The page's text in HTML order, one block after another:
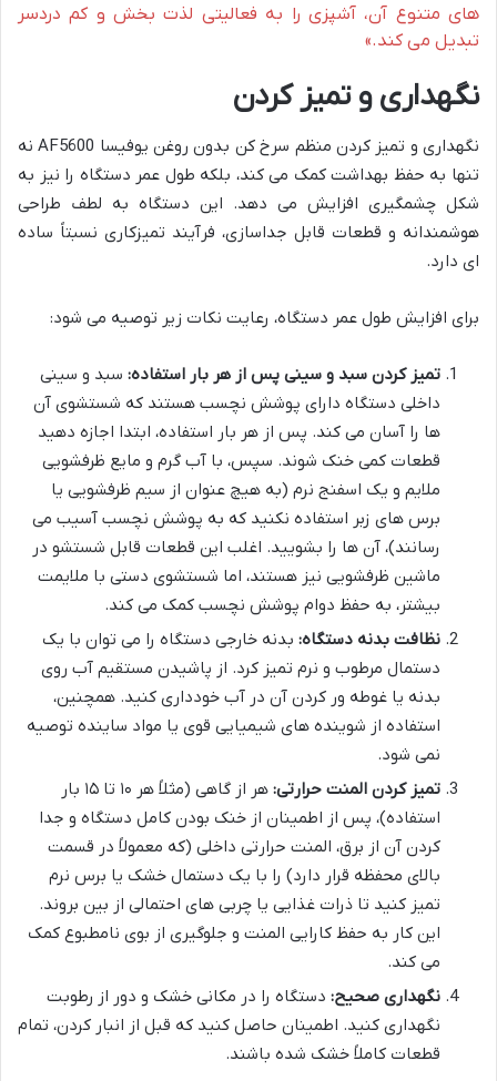
های متنوع آن، آشپزی را به فعالیتی لذت بخش و کم دردسر
تبدیل می کند.»
نگهداری و تمیز کردن
نگهداری و تمیز کردن منظم سرخ کن بدون روغن یوفیسا AF5600 نه
تنها به حفظ بهداشت کمک می کند، بلکه طول عمر دستگاه را نیز به
شکل چشمگیری افزایش می دهد. این دستگاه به لطف طراحی
هوشمندانه و قطعات قابل جداسازی، فرآیند تمیزکاری نسبتاً ساده
ای دارد.
برای افزایش طول عمر دستگاه، رعایت نکات زیر توصیه می شود:
تمیز کردن سبد و سینی پس از هر بار استفاده: سبد و سینی
داخلی دستگاه دارای پوشش نچسب هستند که شستشوی آن
ها را آسان می کند. پس از هر بار استفاده، ابتدا اجازه دهید
قطعات کمی خنک شوند. سپس، با آب گرم و مایع ظرفشویی
ملایم و یک اسفنج نرم (به هیچ عنوان از سیم ظرفشویی یا
برس های زبر استفاده نکنید که به پوشش نچسب آسیب می
رسانند)، آن ها را بشویید. اغلب این قطعات قابل شستشو در
ماشین ظرفشویی نیز هستند، اما شستشوی دستی با ملایمت
بیشتر، به حفظ دوام پوشش نچسب کمک می کند.
نظافت بدنه دستگاه: بدنه خارجی دستگاه را می توان با یک
دستمال مرطوب و نرم تمیز کرد. از پاشیدن مستقیم آب روی
بدنه یا غوطه ور کردن آن در آب خودداری کنید. همچنین،
استفاده از شوینده های شیمیایی قوی یا مواد ساینده توصیه
نمی شود.
تمیز کردن المنت حرارتی:
هر از گاهی (مثلاً هر ۱۰ تا ۱۵ بار
استفاده)، پس از اطمینان از خنک بودن کامل دستگاه و جدا
کردن آن از برق، المنت حرارتی داخلی (که معمولاً در قسمت
بالای محفظه قرار دارد) را با یک دستمال خشک یا برس نرم
تمیز کنید تا ذرات غذایی یا چربی های احتمالی از بین بروند.
این کار به حفظ کارایی المنت و جلوگیری از بوی نامطبوع کمک
می کند.
نگهداری صحیح: دستگاه را در مکانی خشک و دور از رطوبت
نگهداری کنید. اطمینان حاصل کنید که قبل از انبار کردن، تمام
قطعات کاملاً خشک شده باشند.